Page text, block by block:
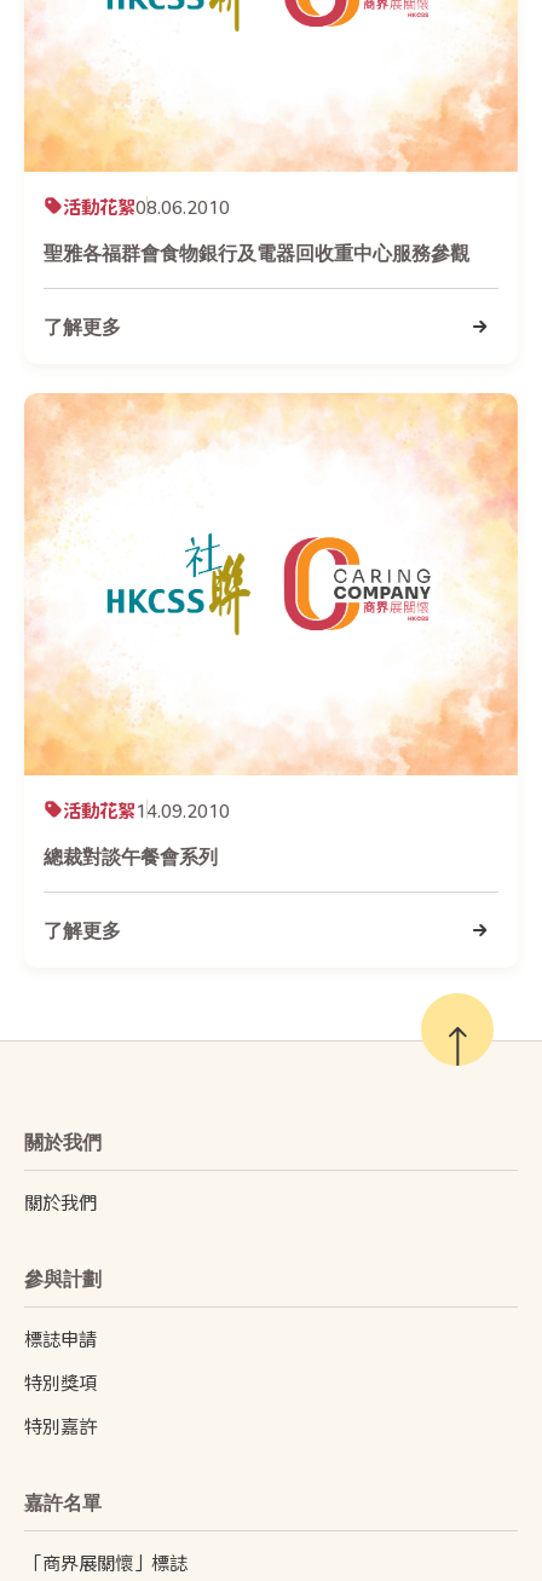
活動花絮08.06.2010
聖雅各福群會食物銀行及電器回收重中心服務參觀
了解更多
活動花絮14.09.2010
總裁對談午餐會系列
了解更多
關於我們
關於我們
參與計劃
標誌申請
特別獎項
特別嘉許
嘉許名單
「商界展關懷」標誌